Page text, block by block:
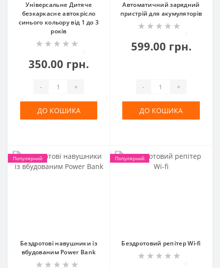
Універсальне Дитяче
безкаркасне автокрісло
синього кольору від 1 до 3
років
350.00 грн.
- +
ДО КОШИКА
Автоматичний зарядний
пристрій для акумуляторів
599.00 грн.
- +
ДО КОШИКА
Популярний
Бездротові навушники із
вбудованим Power Bank
Популярний
Бездротовий репітер Wi-fi